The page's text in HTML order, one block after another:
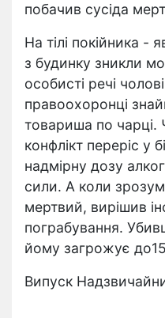
побачив сусіда
На тілі покійника -
з будинку зникли
особисті речі
правоохоронці
товариша по чарці.
конфлікт переріс у
надмірну дозу
сили. А коли
мертвий, вирішив
пограбування.
йому загрожує
Випуск